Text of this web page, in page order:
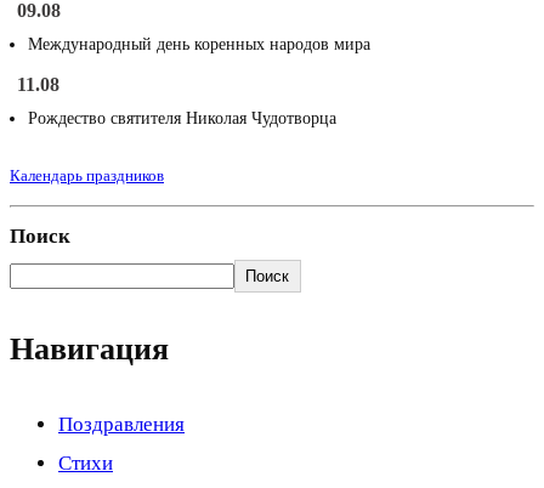
09.08
Международный день коренных народов мира
11.08
Рождество святителя Николая Чудотворца
Календарь праздников
Поиск
Поиск
Навигация
Поздравления
Стихи